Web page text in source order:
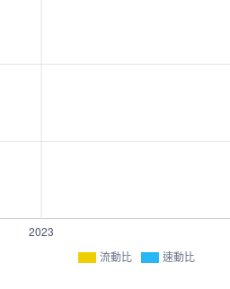
流動比 速動比